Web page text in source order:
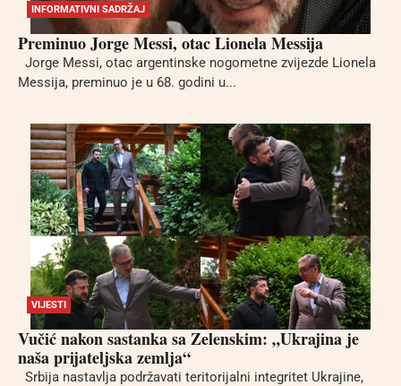
INFORMATIVNI SADRŽAJ
Preminuo Jorge Messi, otac Lionela Messija
Jorge Messi, otac argentinske nogometne zvijezde Lionela
Messija, preminuo je u 68. godini u...
VIJESTI
Vučić nakon sastanka sa Zelenskim: „Ukrajina je
naša prijateljska zemlja“
Srbija nastavlja podržavati teritorijalni integritet Ukrajine,